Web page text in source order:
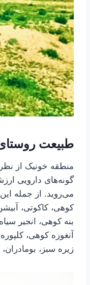
طبیعت
منطقه خونیک از
گونه‌های دارویی
می‌روید. از جمله
کوهی، کاکوتی،
بنه کوهی، انجیر
آنغوزه کوهی،
زیره سبز،